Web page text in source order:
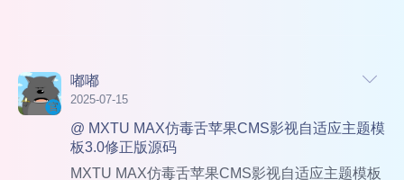
嘟嘟
2025-07-15
@ MXTU MAX仿毒舌苹果CMS影视自适应主题模
板3.0修正版源码
MXTU MAX仿毒舌苹果CMS影视自适应主题模板